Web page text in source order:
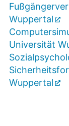
Wuppertal
Universität
Wuppertal